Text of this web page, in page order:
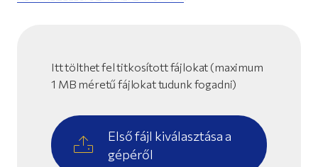
Itt tölthet fel titkosított fájlokat (maximum
1 MB méretű fájlokat tudunk fogadni)
Első fájl kiválasztása a
gépéről